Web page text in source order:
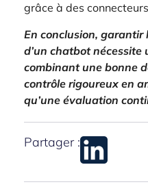
grâce à des
En conclusion,
d’un chatbot
combinant une bonne
contrôle rigoureux en
qu’une évaluation
Partager :